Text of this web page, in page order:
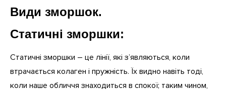
Види зморшок.
Статичні зморшки:
Статичні зморшки – це лінії, які з’являються, коли
втрачається колаген і пружність. Їх видно навіть тоді,
коли наше обличчя знаходиться в спокої; таким чином,